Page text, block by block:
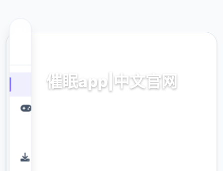
催眠app|中文官网